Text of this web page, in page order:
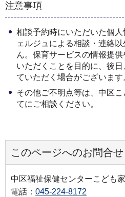
注意事項
相談予約時にいただいた個
ェルジュによる相談・連絡
ん。保育サービスの情報提
いただくことを目的に、後
ていただく場合がございます
その他ご不明点等は、中区
てにご相談ください。
このページへのお問合せ
中区福祉保健センターこども
電話： 045-224-8172